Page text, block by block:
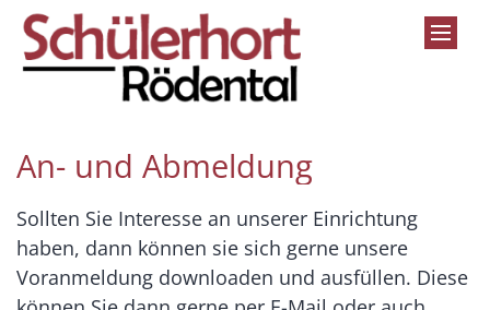
Zum Inhalt springen
An- und Abmeldung
Sollten Sie Interesse an unserer Einrichtung
haben, dann können sie sich gerne unsere
Voranmeldung downloaden und ausfüllen. Diese